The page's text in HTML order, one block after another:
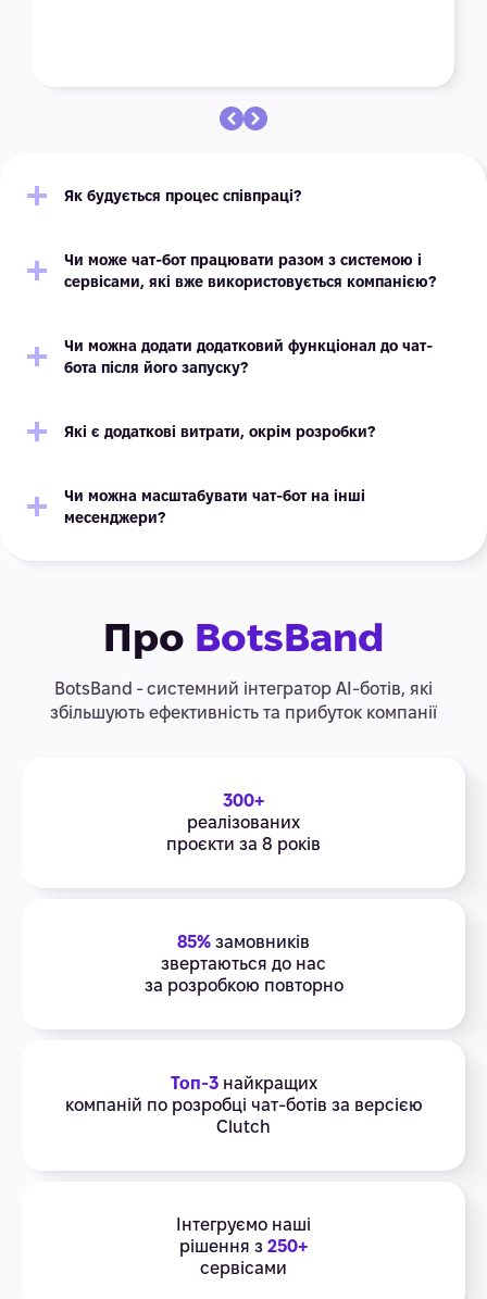
Як будується процес співпраці?
Чи може чат-бот працювати разом з системою і
сервісами, які вже використовується компанією?
Чи можна додати додатковий функціонал до чат-
бота після його запуску?
Які є додаткові витрати, окрім розробки?
Чи можна масштабувати чат-бот на інші
месенджери?
Про BotsBand
BotsBand - системний інтегратор АІ-ботів, які
збільшують ефективність та прибуток компанії
300+
реалізованих
проєкти за 8 років
85% замовників
звертаються до нас
за розробкою повторно
Топ-3найкращих
компаній по розробці чат-ботів за версією
Clutch
Інтегруємо наші
рішення з 250+
сервісами